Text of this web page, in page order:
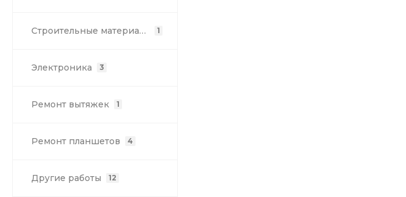
Строительные материалы 1
Электроника 3
Ремонт вытяжек 1
Ремонт планшетов 4
Другие работы 12